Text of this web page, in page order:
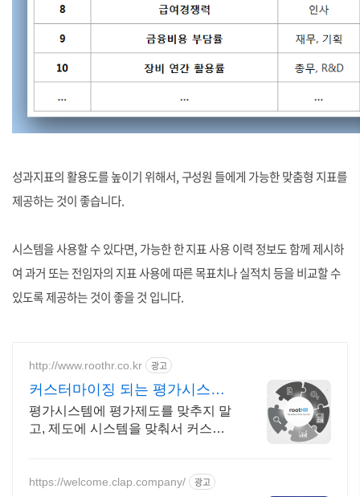
성과지표의 활용도를 높이기 위해서, 구성원 들에게 가능한 맞춤형 지표를
제공하는 것이 좋습니다.
시스템을 사용할 수 있다면, 가능한 한 지표 사용 이력 정보도 함께 제시하
여 과거 또는 전임자의 지표 사용에 따른 목표치나 실적치 등을 비교할 수
있도록 제공하는 것이 좋을 것 입니다.
http://www.roothr.co.kr 광고
커스터마이징 되는 평가시스템
rootHR 올인원HR플랫폼
평가시스템에 평가제도를 맞추지 말
고, 제도에 시스템을 맞춰서 커스터
춰서 이용하세요!
https://welcome.clap.company/ 광고